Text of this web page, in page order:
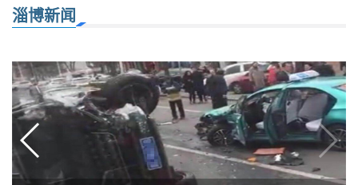
淄博新闻